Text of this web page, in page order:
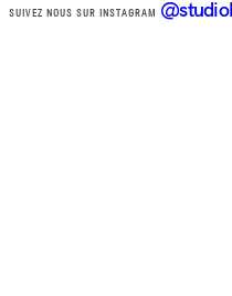
SUIVEZ NOUS SUR INSTAGRAM